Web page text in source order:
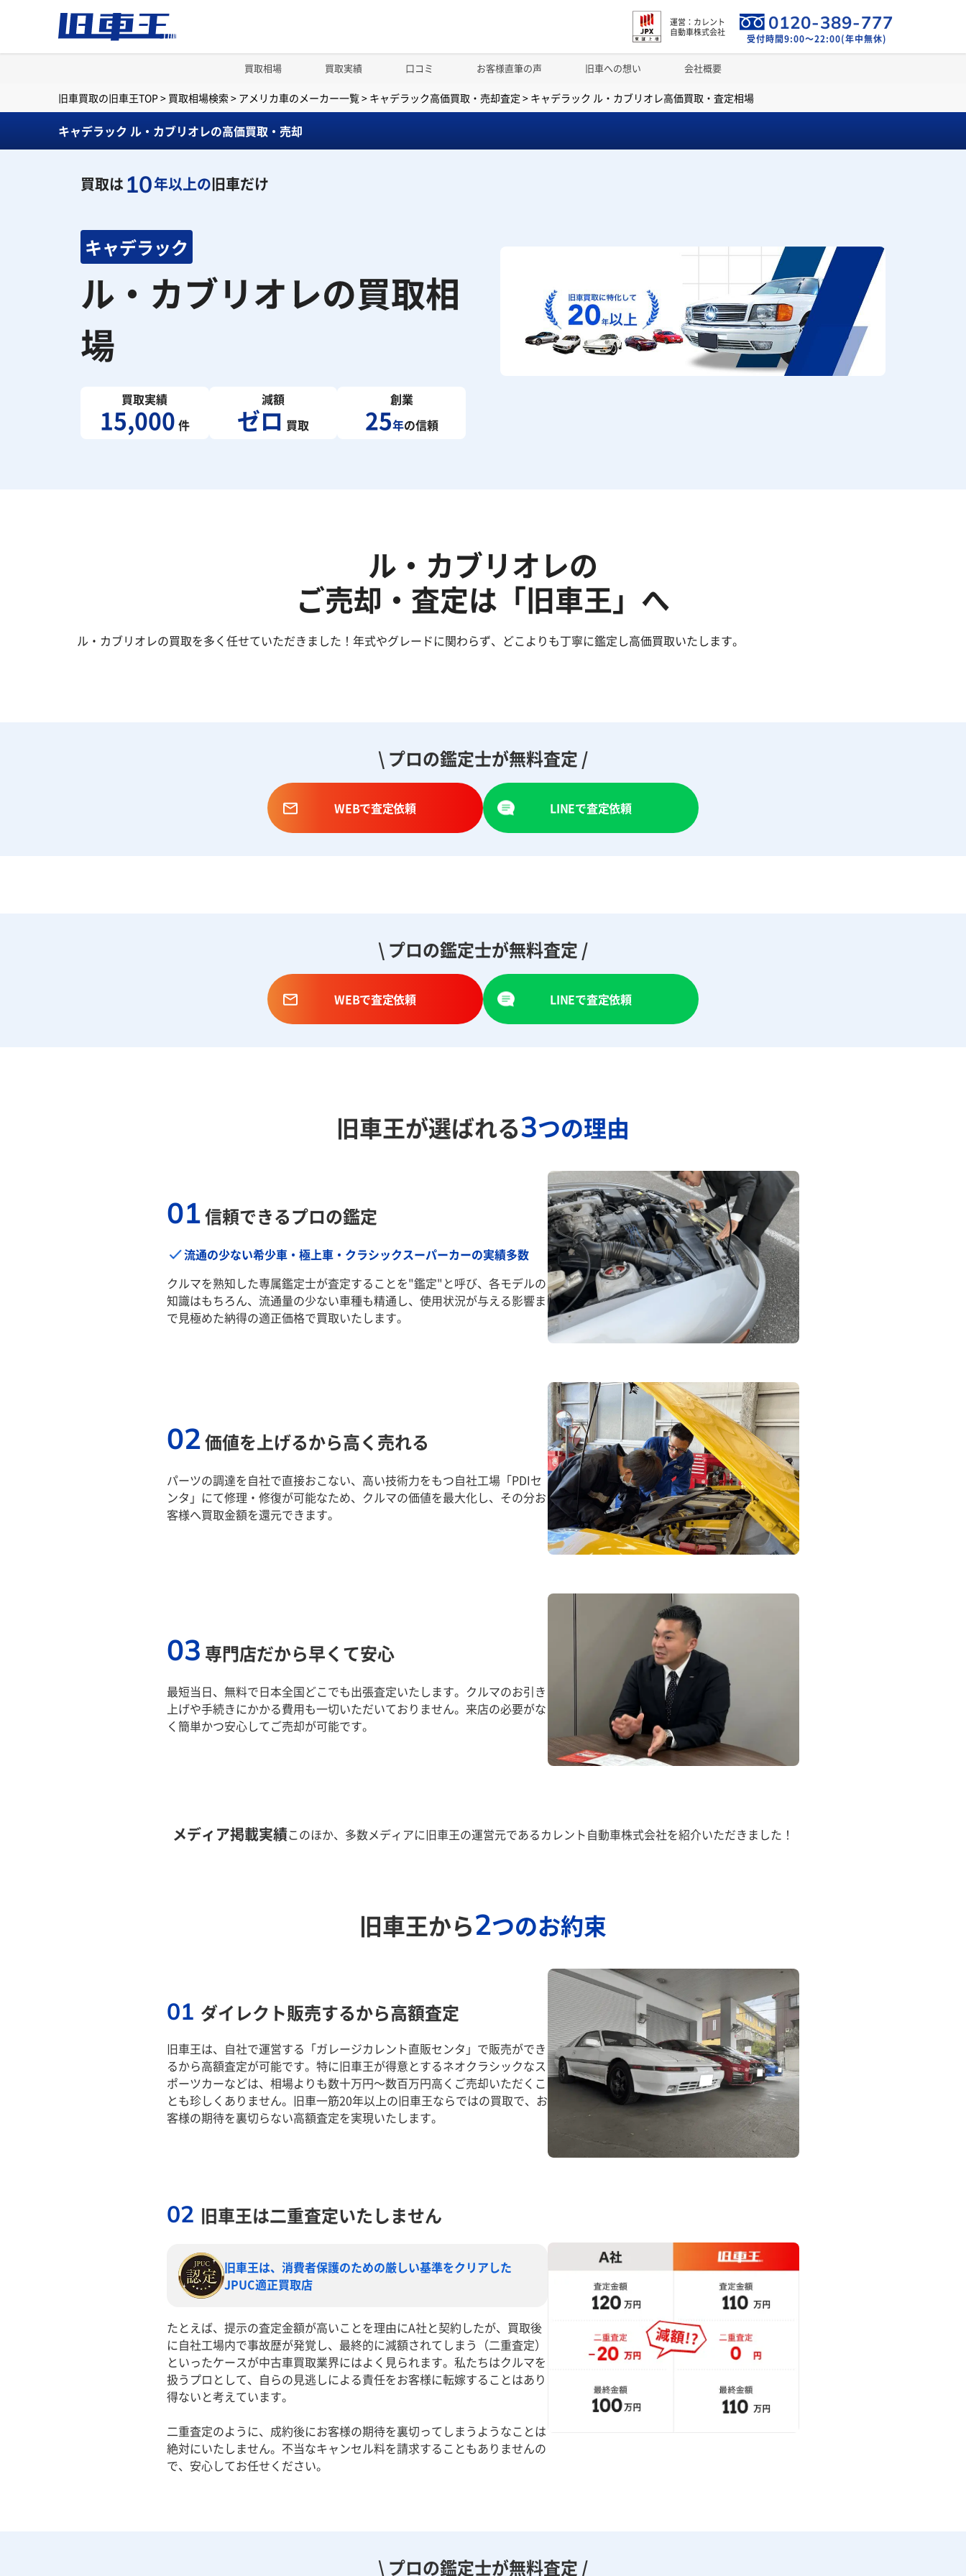
運営：カレント
自動車株式会社
0120-389-777
受付時間9:00～22:00(年中無休)
買取相場 買取実績 口コミ お客様直筆の声 旧車への想い 会社概要
旧車買取の旧車王TOP > 買取相場検索 > アメリカ車のメーカー一覧> キャデラック高価買取・売却査定 > キャデラック ル・カブリオレ高価買取・査定相場
キャデラック ル・カブリオレの高価買取・売却
買取は10年以上の旧車だけ
キャデラック
ル・カブリオレの買取相
場
買取実績
15,000 件
減額
ゼロ 買取
創業
25年の信頼
ル・カブリオレの
ご売却・査定は「旧車王」へ
ル・カブリオレの買取を多く任せていただきました！年式やグレードに関わらず、どこよりも丁寧に鑑定し高価買取いたします。
\ プロの鑑定士が無料査定 /
WEBで査定依頼 LINEで査定依頼
\ プロの鑑定士が無料査定 /
WEBで査定依頼 LINEで査定依頼
旧車王が選ばれる3つの理由
01信頼できるプロの鑑定
流通の少ない希少車・極上車・クラシックスーパーカーの実績多数
クルマを熟知した専属鑑定士が査定することを"鑑定"と呼び、各モデルの
知識はもちろん、流通量の少ない車種も精通し、使用状況が与える影響ま
で見極めた納得の適正価格で買取いたします。
02価値を上げるから高く売れる
パーツの調達を自社で直接おこない、高い技術力をもつ自社工場「PDIセ
ンタ」にて修理・修復が可能なため、クルマの価値を最大化し、その分お
客様へ買取金額を還元できます。
03 専門店だから早くて安心
最短当日、無料で日本全国どこでも出張査定いたします。クルマのお引き
上げや手続きにかかる費用も一切いただいておりません。来店の必要がな
く簡単かつ安心してご売却が可能です。
メディア掲載実績このほか、多数メディアに旧車王の運営元であるカレント自動車株式会社を紹介いただきました！
旧車王から2つのお約束
01 ダイレクト販売するから高額査定
旧車王は、自社で運営する「ガレージカレント直販センタ」で販売ができ
るから高額査定が可能です。特に旧車王が得意とするネオクラシックなス
ポーツカーなどは、相場よりも数十万円～数百万円高くご売却いただくこ
とも珍しくありません。旧車一筋20年以上の旧車王ならではの買取で、お
客様の期待を裏切らない高額査定を実現いたします。
02 旧車王は二重査定いたしません
旧車王は、消費者保護のための厳しい基準をクリアした
JPUC適正買取店
たとえば、提示の査定金額が高いことを理由にA社と契約したが、買取後
に自社工場内で事故歴が発覚し、最終的に減額されてしまう（二重査定）
といったケースが中古車買取業界にはよく見られます。私たちはクルマを
扱うプロとして、自らの見逃しによる責任をお客様に転嫁することはあり
得ないと考えています。
二重査定のように、成約後にお客様の期待を裏切ってしまうようなことは
絶対にいたしません。不当なキャンセル料を請求することもありませんの
で、安心してお任せください。
\ プロの鑑定士が無料査定 /